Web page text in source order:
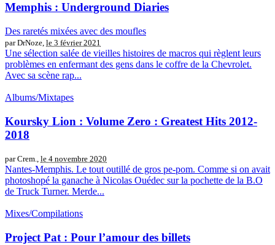
Memphis : Underground Diaries
Des raretés mixées avec des moufles
par DrNoze, le 3 février 2021
Une sélection salée de vieilles histoires de macros qui règlent leurs
problèmes en enfermant des gens dans le coffre de la Chevrolet.
Avec sa scène rap...
Albums/Mixtapes
Koursky Lion : Volume Zero : Greatest Hits 2012​-​
2018
par Crem., le 4 novembre 2020
Nantes-Memphis. Le tout outillé de gros pe-pom. Comme si on avait
photoshopé la ganache à Nicolas Ouédec sur la pochette de la B.O
de Truck Turner. Merde...
Mixes/Compilations
Project Pat : Pour l’amour des billets